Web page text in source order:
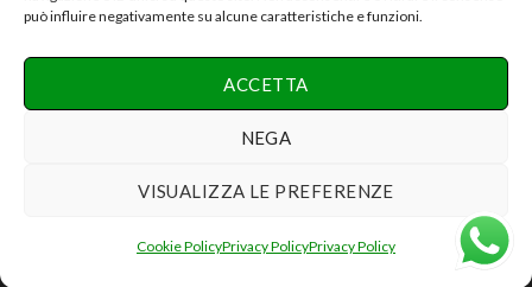
può influire negativamente su alcune caratteristiche e funzioni.
ACCETTA
NEGA
VISUALIZZA LE PREFERENZE
Cookie PolicyPrivacy PolicyPrivacy Policy
Copyright 2026 ©Cuore Verde Natura srls Tutti i diritti
riservati
Realizzazione Networx Internet Solutions PHOTO-VIDEO &
DESIGN by Danilo P.